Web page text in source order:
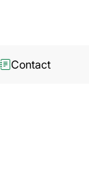
Contact